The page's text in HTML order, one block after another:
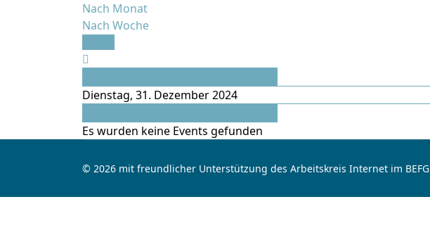
Nach Monat
Nach Woche
Dienstag, 31. Dezember 2024
Es wurden keine Events gefunden
© 2026 mit freundlicher Unterstützung des Arbeitskreis Internet im BEFG